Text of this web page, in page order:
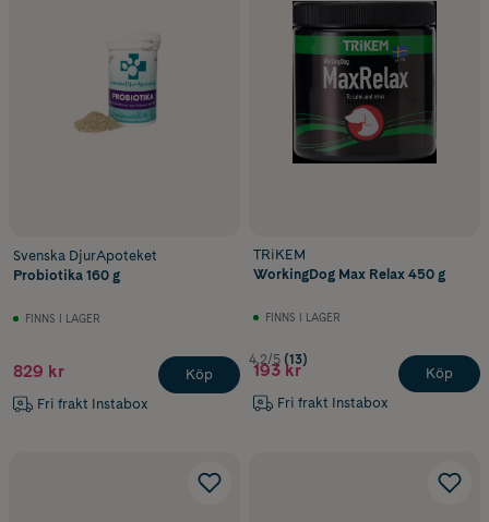
Svenska DjurApoteket
Probiotika 160 g
FINNS I LAGER
829 kr
Fri frakt Instabox
Köp
TRiKEM
WorkingDog Max Relax 450 g
FINNS I LAGER
4.2/5 (13)
193 kr
Fri frakt Instabox
Köp